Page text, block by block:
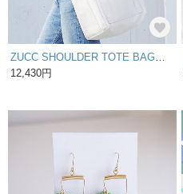
12,430円